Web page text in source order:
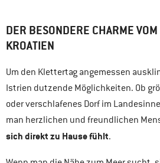
DER BESONDERE CHARME
KROATIEN
Um den Klettertag angemessen
Istrien dutzende Möglichkeiten. Ob
oder verschlafenes Dorf im
man herzlichen und freundlichen
sich direkt zu Hause fühlt.